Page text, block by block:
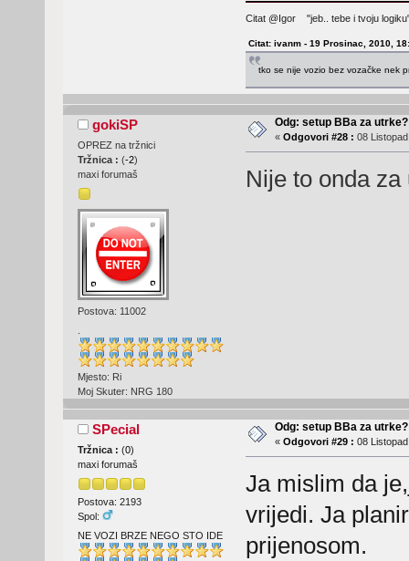
Citat @Igor "jeb.. tebe i tvoju
Citat: ivanm - 19 Prosinac, 2010,
tko se nije vozio bez vozačke nek
gokiSP
OPREZ na tržnici
Tržnica : (-2)
maxi forumaš
Postova: 11002
Mjesto: Ri
Moj Skuter: NRG 180
Odg: setup BBa za utrke?
« Odgovori #28 : 08
Nije to onda
SPecial
Tržnica : (0)
maxi forumaš
Postova: 2193
Spol:
NE VOZI BRZE NEGO STO IDE
Odg: setup BBa za utrke?
« Odgovori #29 : 08
Ja mislim da
vrijedi. Ja
prijenosom.